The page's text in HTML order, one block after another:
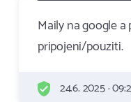
Maily na google
pripojeni/pouziti.
24.6. 2025 ·